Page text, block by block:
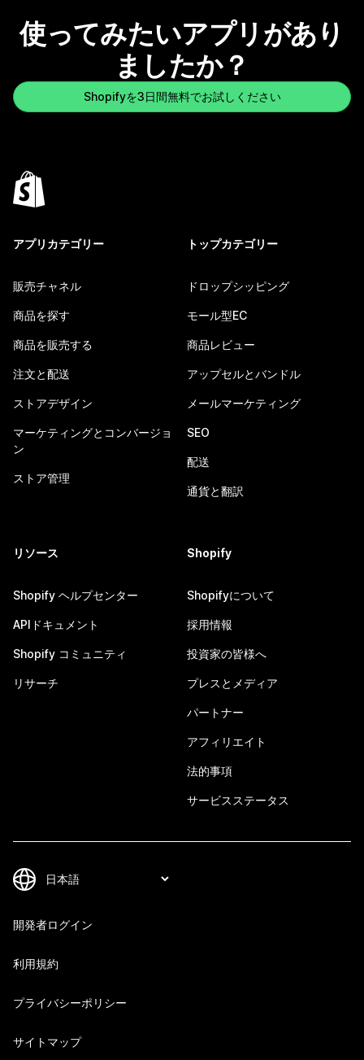
使ってみたいアプリがあり
ましたか？
Shopifyを3日間無料でお試しください
アプリカテゴリー
販売チャネル
商品を探す
商品を販売する
注文と配送
ストアデザイン
マーケティングとコンバージョ
ン
ストア管理
トップカテゴリー
ドロップシッピング
モール型EC
商品レビュー
アップセルとバンドル
メールマーケティング
SEO
配送
通貨と翻訳
リソース
Shopify ヘルプセンター
APIドキュメント
Shopify コミュニティ
リサーチ
Shopify
Shopifyについて
採用情報
投資家の皆様へ
プレスとメディア
パートナー
アフィリエイト
法的事項
サービスステータス
開発者ログイン
利用規約
プライバシーポリシー
サイトマップ